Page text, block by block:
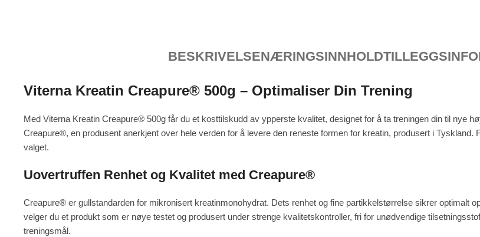
BESKRIVELSENÆRINGSINNHOLD
Viterna Kreatin Creapure® 500g – Optimaliser Din Trening
Med Viterna Kreatin Creapure® 500g får du et kosttilskudd av ypperste kvalitet, designet for å ta treningen din til nye
Creapure®, en produsent anerkjent over hele verden for å levere den reneste formen for kreatin, produsert i
valget.
Uovertruffen Renhet og Kvalitet med Creapure®
Creapure® er gullstandarden for mikronisert kreatinmonohydrat. Dets renhet og fine partikkelstørrelse sikrer optimalt
velger du et produkt som er nøye testet og produsert under strenge kvalitetskontroller, fri for unødvendige
treningsmål.